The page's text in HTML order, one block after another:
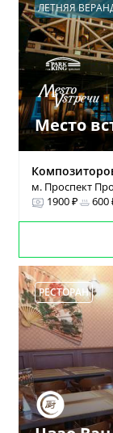
ЛЕТНЯЯ
Место
м. Проспект
1900 ₽
600
РЕСТОРАН